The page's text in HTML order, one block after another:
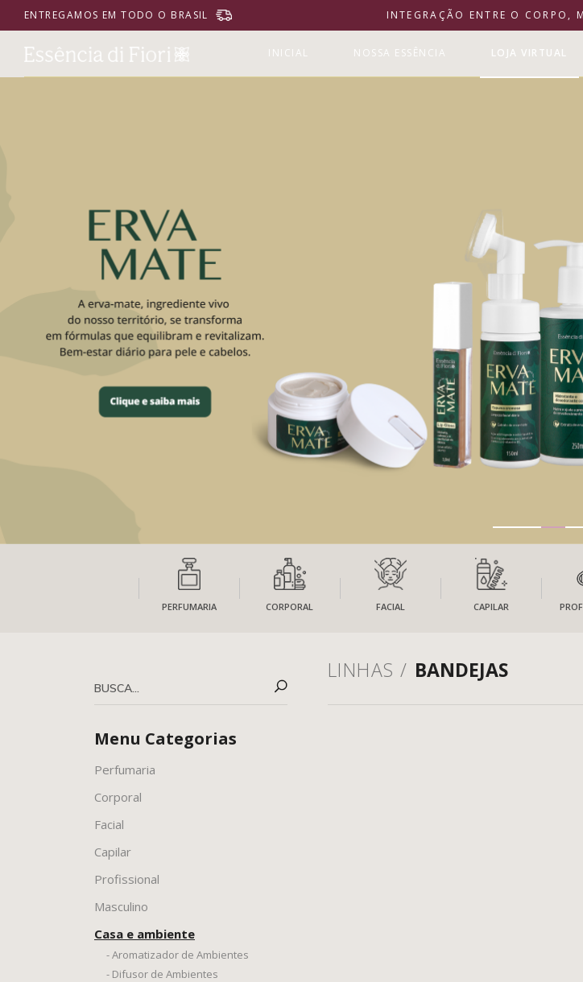
ENTREGAMOS EM TODO O BRASIL INTEGRAÇÃO ENTRE O CORPO,
INICIAL NOSSA ESSÊNCIA LOJA VIRTUAL
PERFUMARIA CORPORAL FACIAL CAPILAR
Menu Categorias
Perfumaria
Corporal
Facial
Capilar
Profissional
Masculino
Casa e ambiente
- Aromatizador de Ambientes
- Difusor de Ambientes
LINHAS / BANDEJAS